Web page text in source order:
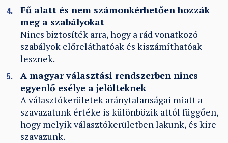
Fű alatt és nem számonkérhetően hozzák
meg a szabályokat
Nincs biztosíték arra, hogy a rád vonatkozó
szabályok előreláthatóak és kiszámíthatóak
lesznek.
A magyar választási rendszerben nincs
egyenlő esélye a jelölteknek
A választókerületek aránytalanságai miatt a
szavazatunk értéke is különbözik attól függően,
hogy melyik választókerületben lakunk, és kire
szavazunk.